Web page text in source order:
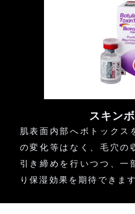
スキン
肌表面内部へボトックス
の変化等はなく、毛穴の
引き締めを行いつつ、一
り保湿効果を期待できます